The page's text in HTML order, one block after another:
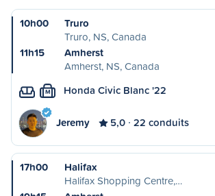
10h00
Truro
Truro, NS, Canada
11h15
Amherst
Amherst, NS, Canada
M Honda Civic Blanc '22
Jeremy 5,0 22 conduits
17h00
Halifax
Halifax Shopping Centre,…